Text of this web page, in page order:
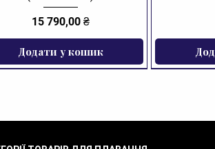
Ціна
15 790,00 ₴
Додати у кошик